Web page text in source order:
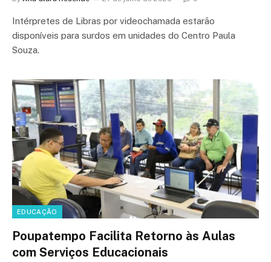
Intérpretes de Libras por videochamada estarão
disponíveis para surdos em unidades do Centro Paula
Souza.
EDUCAÇÃO
Poupatempo Facilita Retorno às Aulas
com Serviços Educacionais